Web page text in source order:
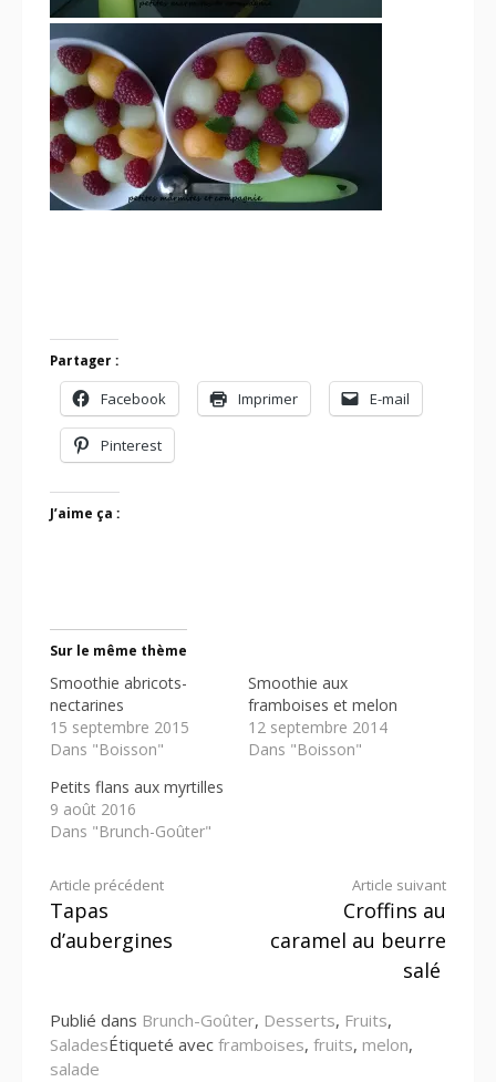
Partager :
Facebook Imprimer E-mail
Pinterest
J’aime ça :
Sur le même thème
Smoothie abricots-
nectarines
15 septembre 2015
Dans "Boisson"
Smoothie aux
framboises et melon
12 septembre 2014
Dans "Boisson"
Petits flans aux myrtilles
9 août 2016
Dans "Brunch-Goûter"
Lire
la
Article précédent
Tapas
d’aubergines
Article suivant
Croffins au
caramel au beurre
salé
Publié dans Brunch-Goûter, Desserts, Fruits,
SaladesÉtiqueté avec framboises, fruits, melon,
salade